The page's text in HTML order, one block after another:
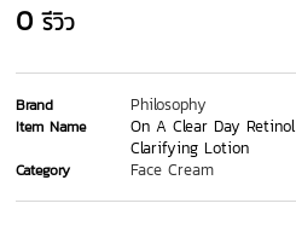
0 รีวิว
Brand Philosophy
Item Name
On A Clear Day Retinol
Clarifying Lotion
Category Face Cream